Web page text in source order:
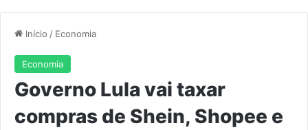
Início / Economia
Economia
Governo Lula vai taxar
compras de Shein, Shopee e